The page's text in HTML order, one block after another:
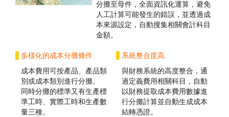
分攤至母件，全面資訊化運算，避免
人工計算可能發生的錯誤，並透過成
本來源設定，自動搜集相關會計科目
金額。
多樣化的成本分攤條件
成本費用可按產品、產品類
別或成本類別進行分攤。
同時分攤的標準又有生產標
準工時、實際工時和生產數
量三種。
系統整合度高
與財務系統的高度整合，通
過定義費用相關科目，自動
以財務提取成本費用數據進
行分攤計算並自動生成成本
結轉憑證。